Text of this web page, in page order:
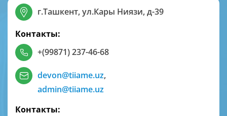
г.Ташкент, ул.Кары Ниязи, д-39
Контакты:
+(99871) 237-46-68
devon@tiiame.uz,
admin@tiiame.uz
Контакты: